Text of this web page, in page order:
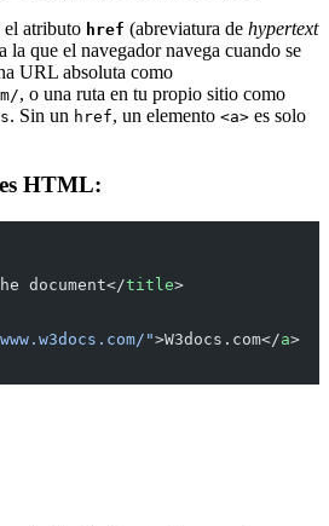
el atributo href (abreviatura de hypertext
la que el navegador navega cuando se
URL absoluta como
, o una ruta en tu propio sitio como
. Sin un href, un elemento <a> es solo
HTML:
document</title>
">W3docs.com</a>